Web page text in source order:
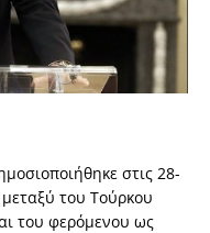
στις 28-
του Τούρκου
του φερόμενου ως